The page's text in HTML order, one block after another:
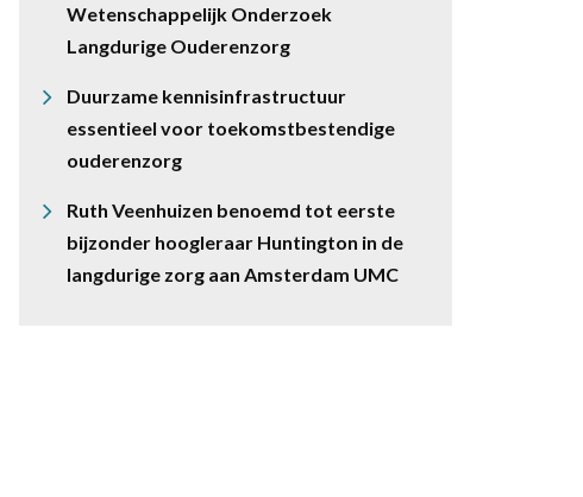
Wetenschappelijk Onderzoek
Langdurige Ouderenzorg
Duurzame kennisinfrastructuur
essentieel voor toekomstbestendige
ouderenzorg
Ruth Veenhuizen benoemd tot eerste
bijzonder hoogleraar Huntington in de
langdurige zorg aan Amsterdam UMC